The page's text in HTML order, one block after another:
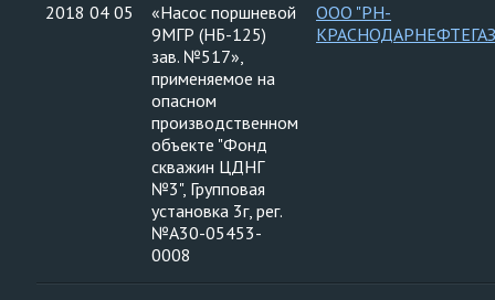
2018 04 05
«Насос поршневой
9МГР (НБ-125)
зав. №517»,
применяемое на
опасном
производственном
объекте "Фонд
скважин ЦДНГ
№3", Групповая
установка 3г, рег.
№А30-05453-
0008
ООО "РН-